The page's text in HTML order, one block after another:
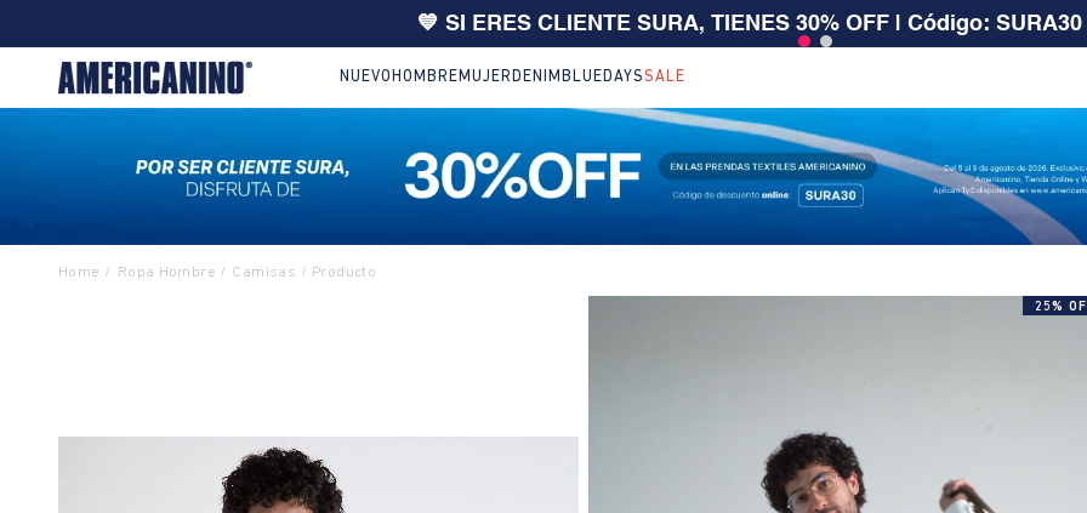
10% EXTRA en compras desde $199.000 | 15% EXTRA desde $400.000 en SALE|
NUEVO HOMBRE MUJER DENIM BLUEDAYSSALE
Ropa Hombre Camisas
25%